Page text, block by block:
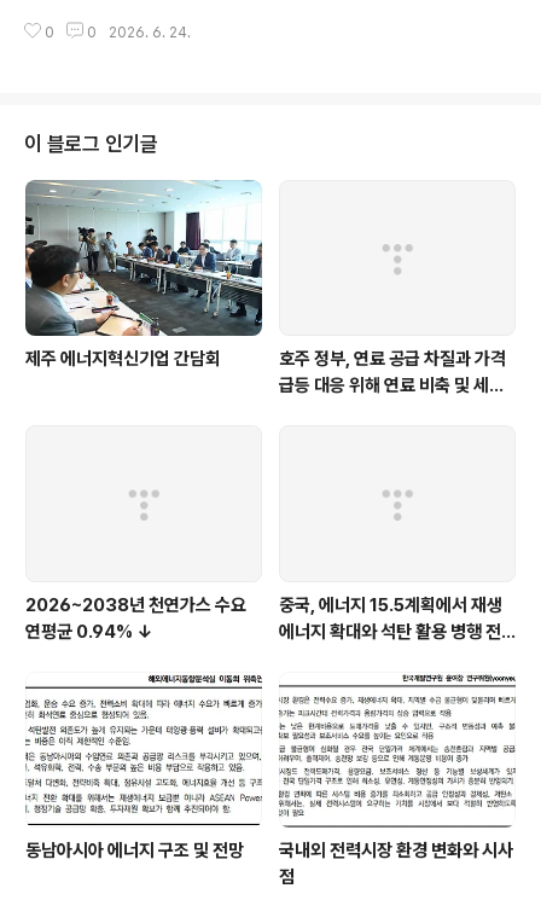
유’하기 위해 이호성 하나은행장을 비롯한 관계자 등과 함
포토뉴스
0 0 2026. 6. 24.
이 블로그 인기글
제주 에너지혁신기업 간담회
호주 정부, 연료 공급 차질과 가격
급등 대응 위해 연료 비축 및 세제
2026~2038년 천연가스 수요
연평균 0.94% ↓
중국, 에너지 15.5계획에서 재생
에너지 확대와 석탄 활용 병행 전
동남아시아 에너지 구조 및 전망
국내외 전력시장 환경 변화와 시사
점